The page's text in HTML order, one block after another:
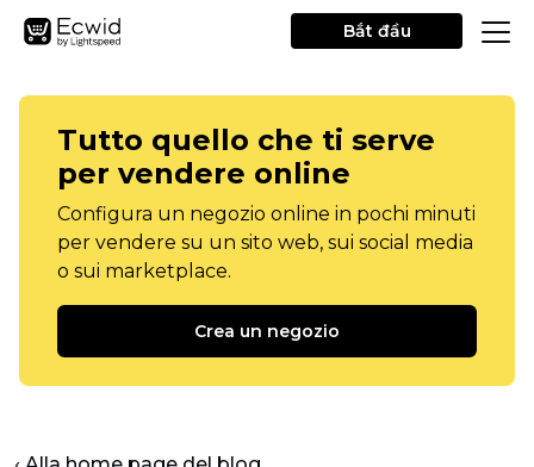
Bắt đầu
Tutto quello che ti serve
per vendere online
Configura un negozio online in pochi minuti
per vendere su un sito web, sui social media
o sui marketplace.
Crea un negozio